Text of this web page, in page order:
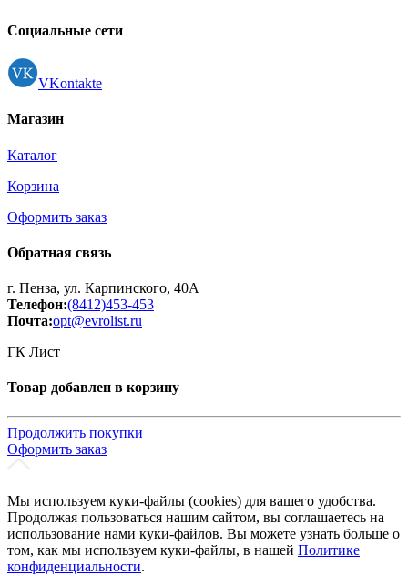
Социальные сети
VKontakte
Магазин
Каталог
Корзина
Оформить заказ
Обратная связь
г. Пенза, ул. Карпинского, 40А
Телефон:(8412)453-453
Почта:opt@evrolist.ru
ГК Лист
Товар добавлен в корзину
Продолжить покупки
Оформить заказ
Мы используем куки-файлы (cookies) для вашего удобства.
Продолжая пользоваться нашим сайтом, вы соглашаетесь на
использование нами куки-файлов. Вы можете узнать больше о
том, как мы используем куки-файлы, в нашей Политике
конфиденциальности.